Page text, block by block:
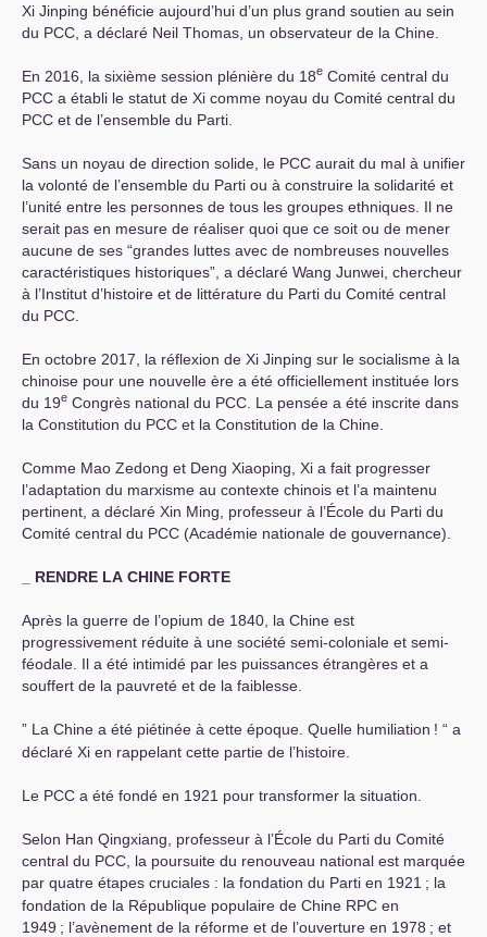
Xi Jinping bénéficie aujourd’hui d’un plus grand soutien au sein
du PCC , a déclaré Neil Thomas, un observateur de la Chine.
En 2016, la sixième session plénière du 18e Comité central du
PCC a établi le statut de Xi comme noyau du Comité central du
PCC et de l’ensemble du Parti.
Sans un noyau de direction solide, le PCC aurait du mal à unifier
la volonté de l’ensemble du Parti ou à construire la solidarité et
l’unité entre les personnes de tous les groupes ethniques. Il ne
serait pas en mesure de réaliser quoi que ce soit ou de mener
aucune de ses “grandes luttes avec de nombreuses nouvelles
caractéristiques historiques”, a déclaré Wang Junwei, chercheur
à l’Institut d’histoire et de littérature du Parti du Comité central
du PCC
En octobre 2017, la réflexion de Xi Jinping sur le socialisme à la
chinoise pour une nouvelle ère a été officiellement instituée lors
du 19e Congrès national du PCC . La pensée a été inscrite dans
la Constitution du PCC et la Constitution de la Chine.
Comme Mao Zedong et Deng Xiaoping, Xi a fait progresser
l’adaptation du marxisme au contexte chinois et l’a maintenu
pertinent, a déclaré Xin Ming, professeur à l’École du Parti du
Comité central du PCC (Académie nationale de gouvernance).
RENDRE LA CHINE FORTE
Après la guerre de l’opium de 1840, la Chine est
progressivement réduite à une société semi-coloniale et semi-
féodale. Il a été intimidé par les puissances étrangères et a
souffert de la pauvreté et de la faiblesse.
” La Chine a été piétinée à cette époque. Quelle humiliation ! “ a
déclaré Xi en rappelant cette partie de l’histoire.
Le PCC a été fondé en 1921 pour transformer la situation.
Selon Han Qingxiang, professeur à l’École du Parti du Comité
central du PCC , la poursuite du renouveau national est marquée
par quatre étapes cruciales : la fondation du Parti en 1921 ; la
fondation de la République populaire de Chine RPC en
1949 ; l’avènement de la réforme et de l’ouverture en 1978 ; et